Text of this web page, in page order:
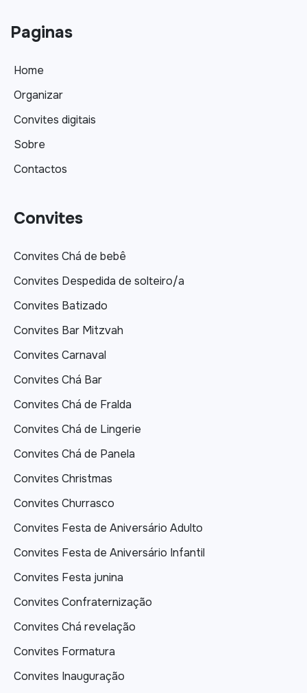
Paginas
Home
Organizar
Convites digitais
Sobre
Contactos
Convites
Convites Chá de bebê
Convites Despedida de solteiro/a
Convites Batizado
Convites Bar Mitzvah
Convites Carnaval
Convites Chá Bar
Convites Chá de Fralda
Convites Chá de Lingerie
Convites Chá de Panela
Convites Christmas
Convites Churrasco
Convites Festa de Aniversário Adulto
Convites Festa de Aniversário Infantil
Convites Festa junina
Convites Confraternização
Convites Chá revelação
Convites Formatura
Convites Inauguração